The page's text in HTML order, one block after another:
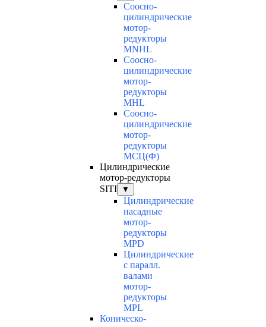
Соосно-
цилиндрические
мотор-
редукторы
MNHL
Соосно-
цилиндрические
мотор-
редукторы
MHL
Соосно-
цилиндрические
мотор-
редукторы
МСЦ(Ф)
Цилиндрические
мотор-редукторы
SITI
▼
Цилиндрические
насадные
мотор-
редукторы
MPD
Цилиндрические
с паралл.
валами
мотор-
редукторы
MPL
Коническо-